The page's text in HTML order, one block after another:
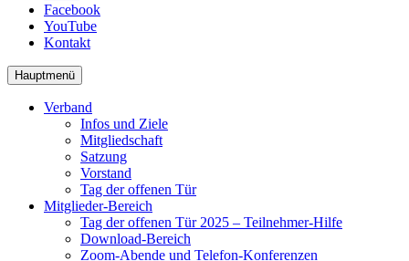
Facebook
YouTube
Kontakt
Hauptmenü
Verband
Infos und Ziele
Mitgliedschaft
Satzung
Vorstand
Tag der offenen Tür
Mitglieder-Bereich
Tag der offenen Tür 2025 – Teilnehmer-Hilfe
Download-Bereich
Zoom-Abende und Telefon-Konferenzen